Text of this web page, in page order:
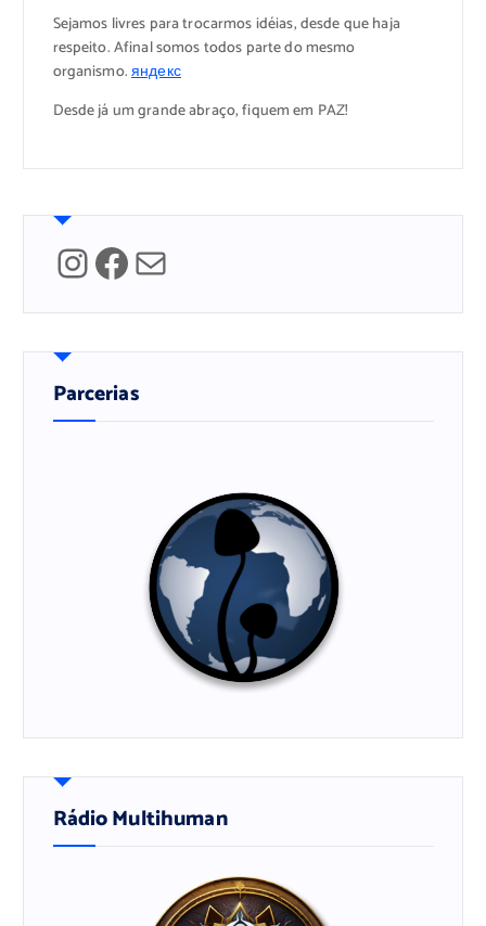
Sejamos livres para trocarmos idéias, desde que haja
respeito. Afinal somos todos parte do mesmo
organismo.яндекс
Desde já um grande abraço, fiquem em PAZ!
InstagramFacebook Mail
Parcerias
Rádio Multihuman